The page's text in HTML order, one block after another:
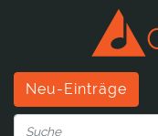
Neu-Einträge